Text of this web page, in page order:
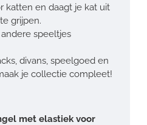
katten en daagt je kat uit
grijpen.
speeltjes
divans, speelgoed en
je collectie compleet!
met elastiek voor